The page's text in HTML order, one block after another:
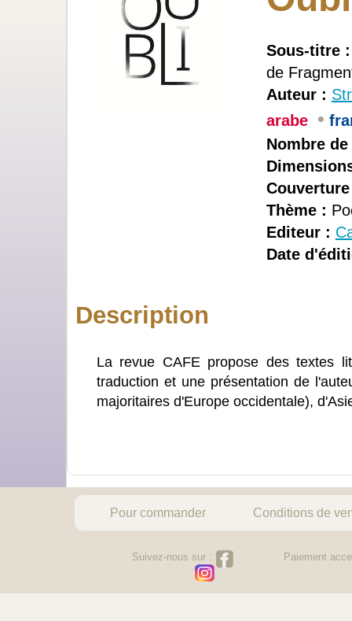
Sous-titre :
de
Auteur :
arabe •
Nombre
Thème :
Editeur :
Date
Description
La revue CAFE propose des textes
traduction et une présentation de
majoritaires d'Europe occidentale),
Pour commander Conditions de
Suivez-nous sur : Paiement